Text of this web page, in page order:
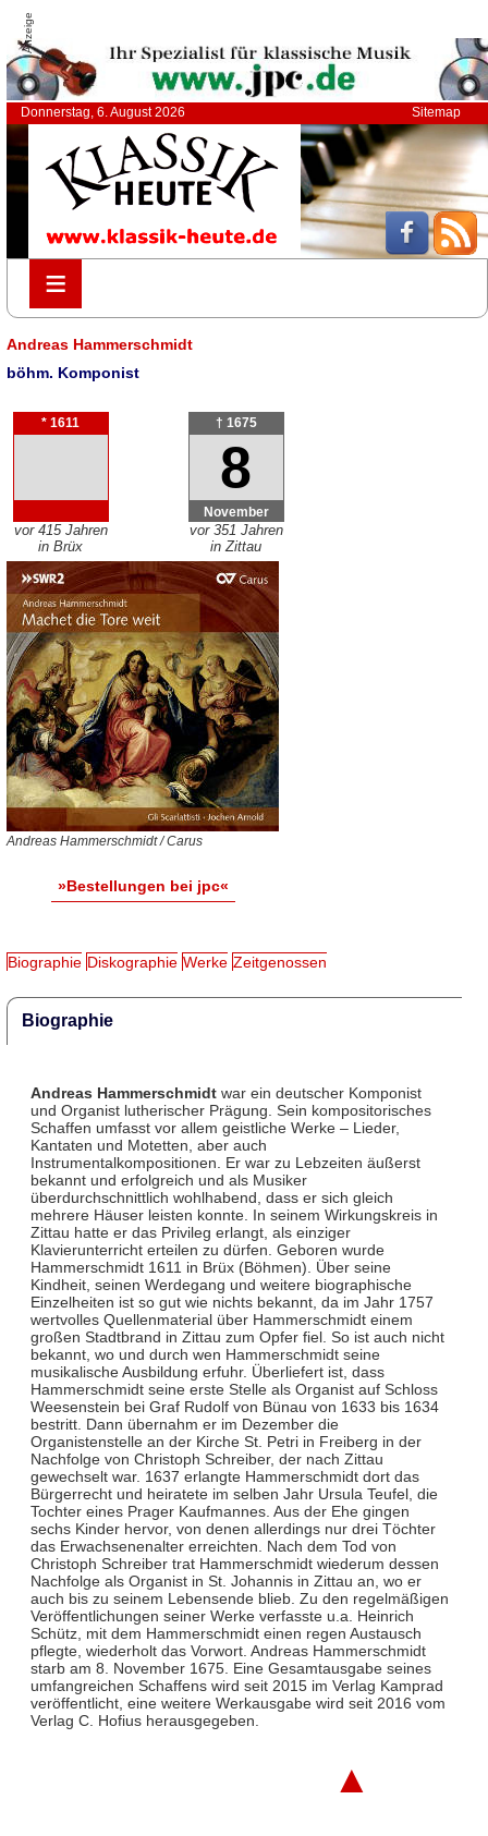
Anzeige
Donnerstag, 6. August 2026 Sitemap
≡
≡
Andreas Hammerschmidt
böhm. Komponist
* 1611
vor 415 Jahren
in Brüx
† 1675
8
November
vor 351 Jahren
in Zittau
Andreas Hammerschmidt / Carus
»Bestellungen bei jpc«
Biographie Diskographie Werke Zeitgenossen
Biographie
Andreas Hammerschmidtwar ein deutscher Komponist
und Organist lutherischer Prägung. Sein kompositorisches
Schaffen umfasst vor allem geistliche Werke – Lieder,
Kantaten und Motetten, aber auch
Instrumentalkompositionen. Er war zu Lebzeiten äußerst
bekannt und erfolgreich und als Musiker
überdurchschnittlich wohlhabend, dass er sich gleich
mehrere Häuser leisten konnte. In seinem Wirkungskreis in
Zittau hatte er das Privileg erlangt, als einziger
Klavierunterricht erteilen zu dürfen. Geboren wurde
Hammerschmidt 1611 in Brüx (Böhmen). Über seine
Kindheit, seinen Werdegang und weitere biographische
Einzelheiten ist so gut wie nichts bekannt, da im Jahr 1757
wertvolles Quellenmaterial über Hammerschmidt einem
großen Stadtbrand in Zittau zum Opfer fiel. So ist auch nicht
bekannt, wo und durch wen Hammerschmidt seine
musikalische Ausbildung erfuhr. Überliefert ist, dass
Hammerschmidt seine erste Stelle als Organist auf Schloss
Weesenstein bei Graf Rudolf von Bünau von 1633 bis 1634
bestritt. Dann übernahm er im Dezember die
Organistenstelle an der Kirche St. Petri in Freiberg in der
Nachfolge von Christoph Schreiber, der nach Zittau
gewechselt war. 1637 erlangte Hammerschmidt dort das
Bürgerrecht und heiratete im selben Jahr Ursula Teufel, die
Tochter eines Prager Kaufmannes. Aus der Ehe gingen
sechs Kinder hervor, von denen allerdings nur drei Töchter
das Erwachsenenalter erreichten. Nach dem Tod von
Christoph Schreiber trat Hammerschmidt wiederum dessen
Nachfolge als Organist in St. Johannis in Zittau an, wo er
auch bis zu seinem Lebensende blieb. Zu den regelmäßigen
Veröffentlichungen seiner Werke verfasste u.a. Heinrich
Schütz, mit dem Hammerschmidt einen regen Austausch
pflegte, wiederholt das Vorwort. Andreas Hammerschmidt
starb am 8. November 1675. Eine Gesamtausgabe seines
umfangreichen Schaffens wird seit 2015 im Verlag Kamprad
veröffentlicht, eine weitere Werkausgabe wird seit 2016 vom
Verlag C. Hofius herausgegeben.
▲